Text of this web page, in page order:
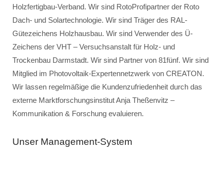
Holzfertigbau-Verband. Wir sind RotoProfipartner der Roto
Dach- und Solartechnologie. Wir sind Träger des RAL-
Gütezeichens Holzhausbau. Wir sind Verwender des Ü-
Zeichens der VHT – Versuchsanstalt für Holz- und
Trockenbau Darmstadt. Wir sind Partner von 81fünf. Wir sind
Mitglied im Photovoltaik-Expertennetzwerk von CREATON.
Wir lassen regelmäßige die Kundenzufriedenheit durch das
externe Marktforschungsinstitut Anja Theßenvitz –
Kommunikation & Forschung evaluieren.
Unser Management-System